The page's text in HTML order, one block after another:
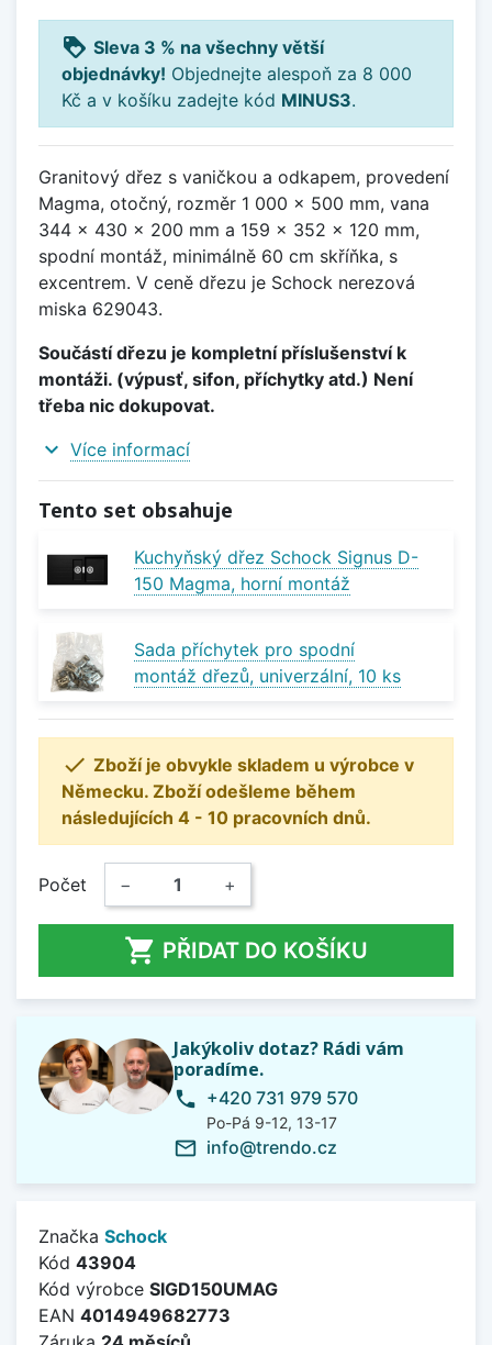
loyalty Sleva 3 % na všechny větší
objednávky! Objednejte alespoň za 8 000
Kč a v košíku zadejte kód MINUS3.
Granitový dřez s vaničkou a odkapem, provedení
Magma, otočný, rozměr 1 000 x 500 mm, vana
344 x 430 x 200 mm a 159 x 352 x 120 mm,
spodní montáž, minimálně 60 cm skříňka, s
excentrem. V ceně dřezu je Schock nerezová
miska 629043.
Součástí dřezu je kompletní příslušenství k
montáži. (výpusť, sifon, příchytky atd.) Není
třeba nic dokupovat.
expand_more Více informací
Tento set obsahuje
Kuchyňský dřez Schock Signus D-
150 Magma, horní montáž
Sada příchytek pro spodní
montáž dřezů, univerzální, 10 ks
 Zboží je obvykle skladem u výrobce v
Německu. Zboží odešleme během
následujících 4 - 10 pracovních dnů.
Počet − +
 PŘIDAT DO KOŠÍKU
Jakýkoliv dotaz? Rádi vám
poradíme.
phone +420 731 979 570
Po-Pá 9-12, 13-17
mail_outline info@trendo.cz
Značka Schock
Kód 43904
Kód výrobce SIGD150UMAG
EAN 4014949682773